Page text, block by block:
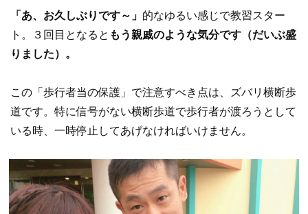
「あ、お久しぶりです～」 的なゆるい感じで教習スター
ト。３回目となると もう親戚のような気分です（だいぶ盛
りました）。
この「歩行者当の保護」で注意すべき点は、ズバリ横断歩
道です。特に信号がない横断歩道で歩行者が渡ろうとして
いる時、一時停止してあげなければいけません。